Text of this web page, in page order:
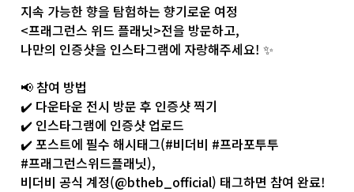
지속 가능한 향을 탐험하는 향기로운 여정
<프래그런스 위드 플래닛>전을 방문하고,
나만의 인증샷을 인스타그램에 자랑해주세요! ✨
📢 참여 방법
✔️ 다운타운 전시 방문 후 인증샷 찍기
✔️ 인스타그램에 인증샷 업로드
✔️ 포스트에 필수 해시태그(#비더비 #프라포투투
#프래그런스위드플래닛),
비더비 공식 계정(@btheb_official) 태그하면 참여 완료!